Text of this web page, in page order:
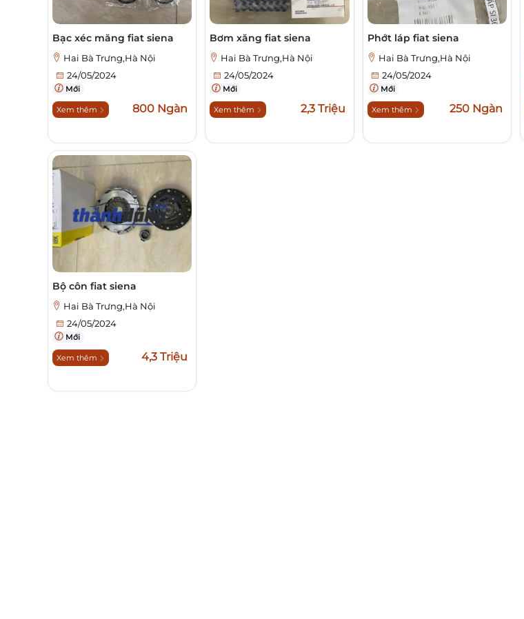
Bạc xéc măng fiat siena
Hai Bà Trưng,Hà Nội
24/05/2024
Mới
Xem thêm 800 Ngàn
Bơm xăng fiat siena
Hai Bà Trưng,Hà Nội
24/05/2024
Mới
Xem thêm 2,3 Triệu
Phớt láp fiat siena
Hai Bà Trưng,Hà Nội
24/05/2024
Mới
Xem thêm 250 Ngàn
Bộ côn fiat siena
Hai Bà Trưng,Hà Nội
24/05/2024
Mới
Xem thêm 4,3 Triệu